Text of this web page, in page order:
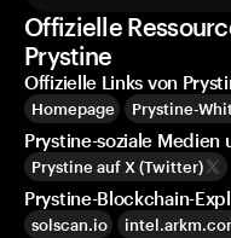
Offizielle
Prystine
Offizielle Links von
Homepage Prystine-
Prystine-soziale Medien
Prystine auf X (Twitter)
Prystine-Blockchain-
solscan.io